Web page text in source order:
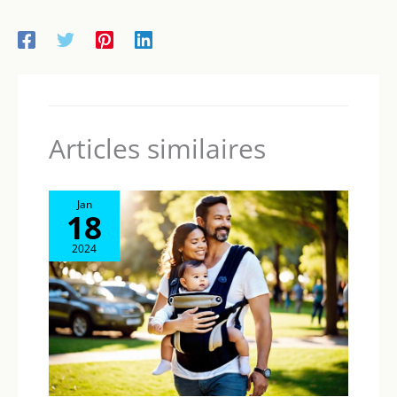
préparations DOSEUR D'EAU INTÉGRÉ : Doseur d'eau intégré
sur le bol : dosage facile des quantités d'eau à transvaser
Articles similaires
Jan
18
2024